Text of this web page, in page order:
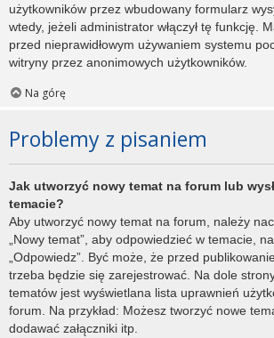
użytkowników przez wbudowany formularz
wtedy, jeżeli administrator włączył tę funkcję.
przed nieprawidłowym używaniem systemu
witryny przez anonimowych użytkowników.
Na górę
Problemy z pisaniem
Jak utworzyć nowy temat na forum lub
temacie?
Aby utworzyć nowy temat na forum, należy
„Nowy temat”, aby odpowiedzieć w temacie,
„Odpowiedz”. Być może, że przed
trzeba będzie się zarejestrować. Na dole
tematów jest wyświetlana lista uprawnień
forum. Na przykład: Możesz tworzyć nowe
dodawać załączniki itp.